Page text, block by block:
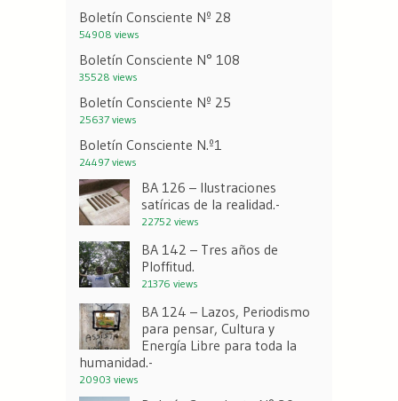
Boletín Consciente Nº 28
54908 views
Boletín Consciente N° 108
35528 views
Boletín Consciente Nº 25
25637 views
Boletín Consciente N.º1
24497 views
BA 126 – Ilustraciones
satíricas de la realidad.-
22752 views
BA 142 – Tres años de
Ploffitud.
21376 views
BA 124 – Lazos, Periodismo
para pensar, Cultura y
Energía Libre para toda la
humanidad.-
20903 views